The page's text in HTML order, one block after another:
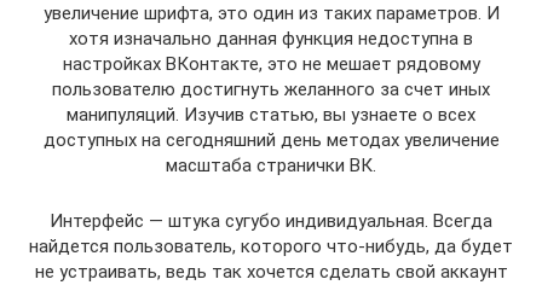
увеличение шрифта, это один из таких параметров. И
хотя изначально данная функция недоступна в
настройках ВКонтакте, это не мешает рядовому
пользователю достигнуть желанного за счет иных
манипуляций. Изучив статью, вы узнаете о всех
доступных на сегодняшний день методах увеличение
масштаба странички ВК.
Интерфейс — штука сугубо индивидуальная. Всегда
найдется пользователь, которого что-нибудь, да будет
не устраивать, ведь так хочется сделать свой аккаунт